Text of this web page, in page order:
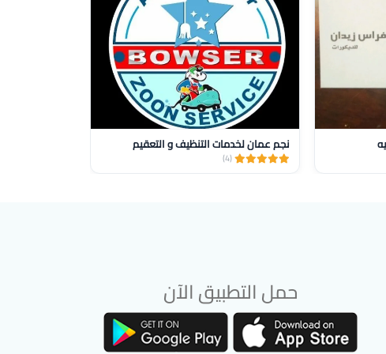
نجم عمان لخدمات التنظيف و التعقيم
(4)
حمل التطبيق الآن